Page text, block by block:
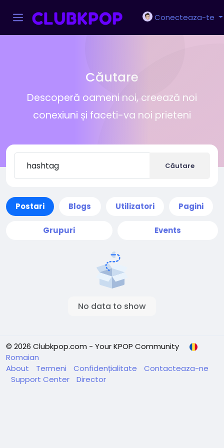
Conecteaza-te
Căutare
Descoperă oameni noi, creează noi
conexiuni și faceti-va noi prieteni
Căutare
Postari Blogs Utilizatori Pagini
Grupuri Events
No data to show
© 2026 Clubkpop.com - Your KPOP Community
Romaian
About
Termeni Confidențialitate
Contacteaza-ne
Support Center
Director